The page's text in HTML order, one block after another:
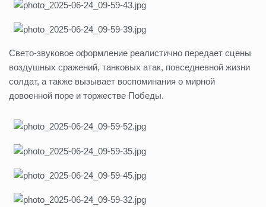
Свето-звуковое оформление реалистично передает сцены
воздушных сражений, танковых атак, повседневной жизни
солдат, а также вызывает воспоминания о мирной
довоенной поре и торжестве Победы.